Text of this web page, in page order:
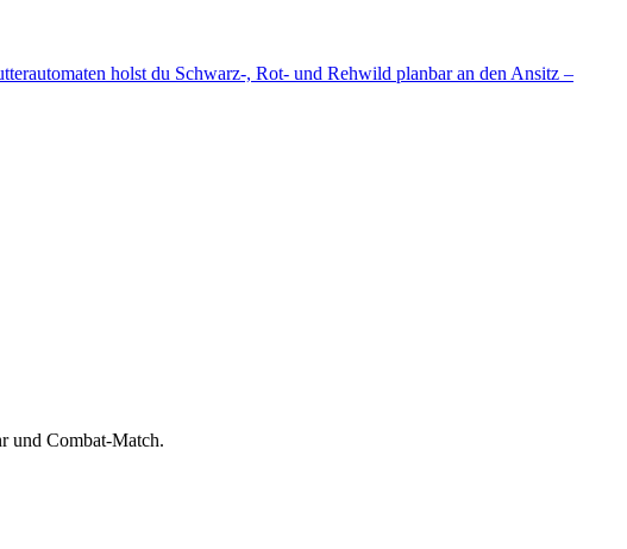
holst du Schwarz-, Rot- und Rehwild planbar an den Ansitz –
und Combat-Match.